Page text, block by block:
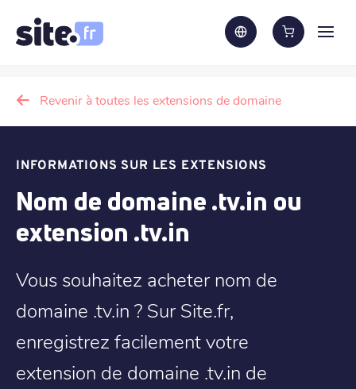
Revenir à toutes les extensions de domaine
INFORMATIONS SUR LES EXTENSIONS
Nom de domaine .tv.in ou
extension .tv.in
Vous souhaitez acheter nom de
domaine .tv.in ? Sur Site.fr,
enregistrez facilement votre
extension de domaine .tv.in de